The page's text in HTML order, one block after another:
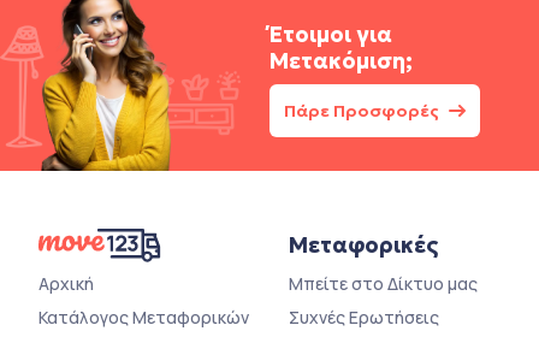
Έτοιμοι για
Μετακόμιση;
Πάρε Προσφορές
Αρχική
Κατάλογος Μεταφορικών
Μεταφορικές
Μπείτε στο Δίκτυο μας
Συχνές Ερωτήσεις